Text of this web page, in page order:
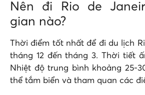
Nên đi Rio de
gian nào?
Thời điểm tốt nhất để đi du lịch
tháng 12 đến tháng 3. Thời tiết
Nhiệt độ trung bình khoảng 25-
thể tắm biển và tham quan các